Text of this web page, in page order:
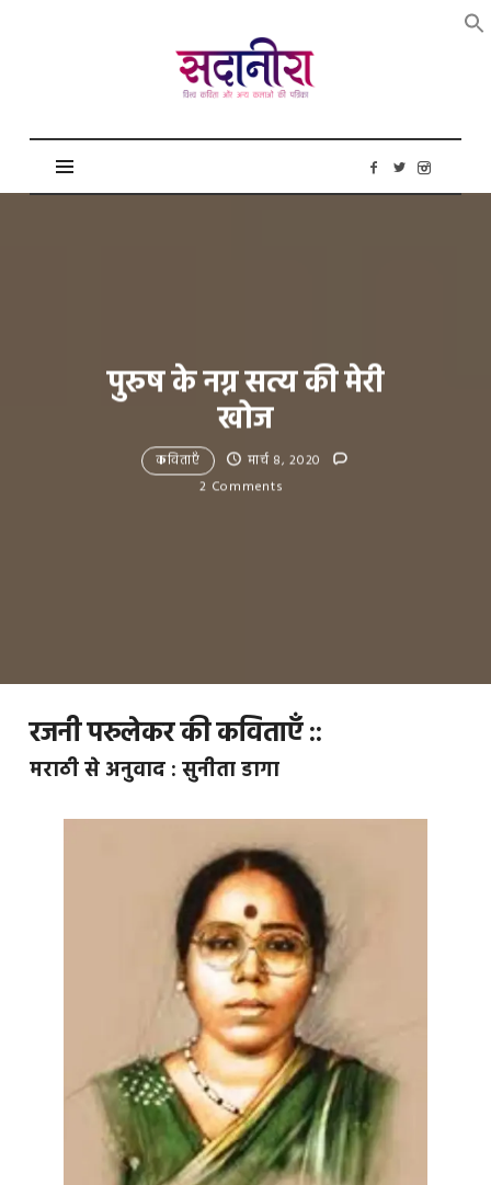
सदानीरा
पुरुष के नग्न सत्य की मेरी
खोज
कविताएँ
मार्च 8, 2020
2 Comments
रजनी परुलेकर की कविताएँ ::
मराठी से अनुवाद : सुनीता डागा